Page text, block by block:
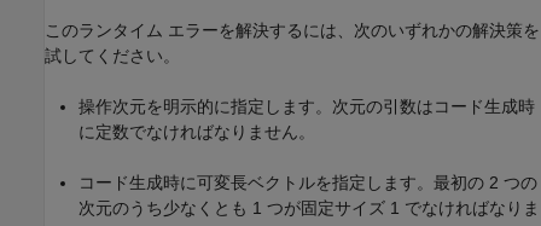
このランタイム エラーを解決するには、次のいずれかの解決策を
試してください。
操作次元を明示的に指定します。次元の引数はコード生成時
に定数でなければなりません。
コード生成時に可変長ベクトルを指定します。最初の 2 つの
次元のうち少なくとも 1 つが固定サイズ 1 でなければなりま